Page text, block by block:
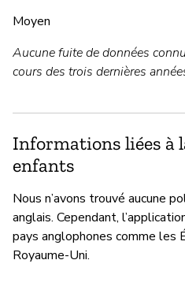
Moyen
Aucune fuite de données
cours des trois dernières
Informations liées à
enfants
Nous n’avons trouvé aucune
anglais. Cependant,
pays anglophones comme les
Royaume-Uni.